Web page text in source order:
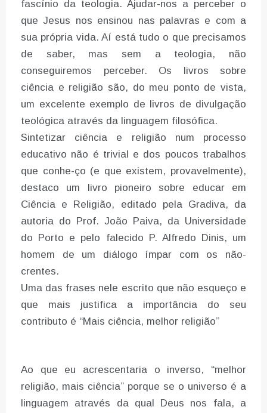
fascínio da teologia. Ajudar-nos a perceber o
que Jesus nos ensinou nas palavras e com a
sua própria vida. Aí está tudo o que precisamos
de saber, mas sem a teologia, não
conseguiremos perceber. Os livros sobre
ciência e religião são, do meu ponto de vista,
um excelente exemplo de livros de divulgação
teológica através da linguagem filosófica.
Sintetizar ciência e religião num processo
educativo não é trivial e dos poucos trabalhos
que conhe-ço (e que existem, provavelmente),
destaco um livro pioneiro sobre educar em
Ciência e Religião, editado pela Gradiva, da
autoria do Prof. João Paiva, da Universidade
do Porto e pelo falecido P. Alfredo Dinis, um
homem de um diálogo ímpar com os não-
crentes.
Uma das frases nele escrito que não esqueço e
que mais justifica a importância do seu
contributo é “Mais ciência, melhor religião”
Ao que eu acrescentaria o inverso, “melhor
religião, mais ciência” porque se o universo é a
linguagem através da qual Deus nos fala, a